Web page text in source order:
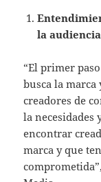
la audiencia
“El primer
busca la
creadores de
la necesidades
encontrar
marca y que